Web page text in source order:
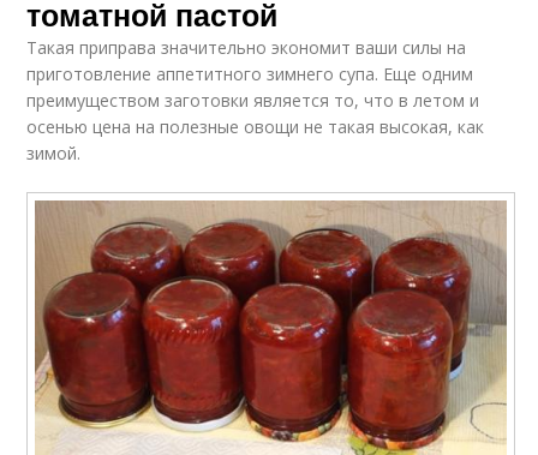
томатной пастой
Такая приправа значительно экономит ваши силы на
приготовление аппетитного зимнего супа. Еще одним
преимуществом заготовки является то, что в летом и
осенью цена на полезные овощи не такая высокая, как
зимой.